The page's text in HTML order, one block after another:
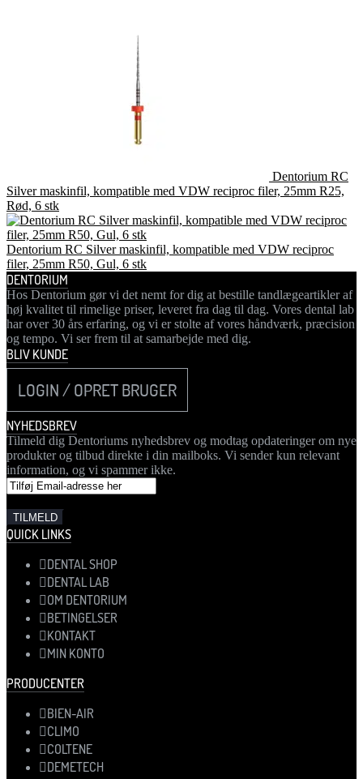
Dentorium RC
Silver maskinfil, kompatible med VDW reciproc filer, 25mm R25,
Rød, 6 stk
Dentorium RC Silver maskinfil, kompatible med VDW reciproc
filer, 25mm R50, Gul, 6 stk
DENTORIUM
Hos Dentorium gør vi det nemt for dig at bestille tandlægeartikler af
høj kvalitet til rimelige priser, leveret fra dag til dag. Vores dental lab
har over 30 års erfaring, og vi er stolte af vores håndværk, præcision
og tempo. Vi ser frem til at samarbejde med dig.
BLIV KUNDE
LOGIN / OPRET BRUGER
NYHEDSBREV
Tilmeld dig Dentoriums nyhedsbrev og modtag opdateringer om nye
produkter og tilbud direkte i din mailboks. Vi sender kun relevant
information, og vi spammer ikke.
QUICK LINKS
DENTAL SHOP
DENTAL LAB
OM DENTORIUM
BETINGELSER
KONTAKT
MIN KONTO
PRODUCENTER
BIEN-AIR
CLIMO
COLTENE
DEMETECH